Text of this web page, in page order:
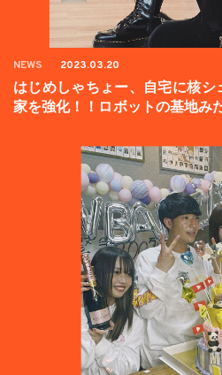
NEWS 2023.03.20
はじめしゃちょー、自宅に核
家を強化！！ロボットの基地み